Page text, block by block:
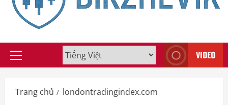
Primary
VIDEO
Trang chủ londontradingindex.com